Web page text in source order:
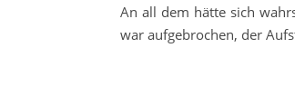
An all dem hätte sich
war aufgebrochen, der